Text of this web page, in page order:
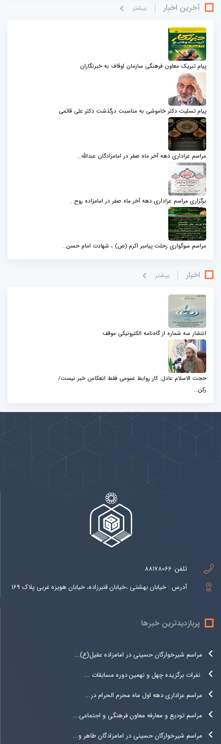
آخرین اخبار بيشتر
پیام تبریک معاون فرهنگی سازمان اوقاف به خبرنگاران
پیام تسلیت دکتر خاموشی به مناسبت درگذشت دکتر علی قائمی
مراسم عزاداری دهه آخر ماه صفر در امامزادگان عبدالله...
برگزاری مراسم عزاداری دهه آخر ماه صفر در امامزاده روح...
مراسم سوگواری رحلت پیامبر اکرم (ص) ، شهادت امام حسن...
اخبار بيشتر
انتشار سه شماره از گاه‌نامه الکترونیکی موقف
حجت الاسلام عادل: کار روابط عمومی فقط انعکاس خبر نیست/
رکن...
تلفن: 88178066
آدرس : خیابان بهشتی ،خیابان قنبرزاده، خیابان هویزه غربی پلاک 169
پربازدیدترین خبرها
مراسم شیرخوارگان حسینی در امامزاده عقیل(ع)...
نفرات برگزیده چهل و نهمین دوره مسابقات ...
مراسم عزاداری دهه اول ماه محرم الحرام در...
مراسم تودیع و معارفه معاون فرهنگی و اجتماعی...
مراسم شیرخوارگان حسینی در امامزادگان طاهر و...